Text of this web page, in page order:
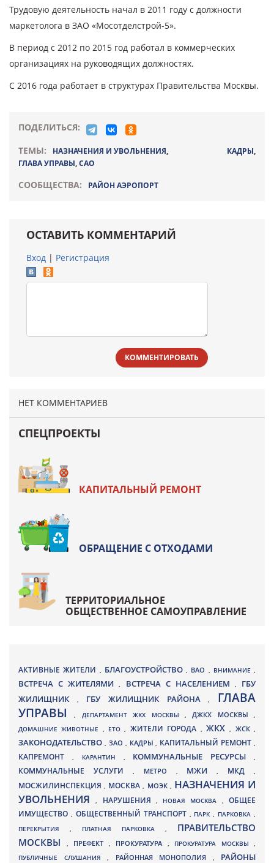
Трудовую деятельность начал в 2011 году с должности
маркетолога в ЗАО «Мосотделстрой-5».
В период с 2012 по 2015 год работал в коммерческих
организациях на руководящих должностях.
С 2016 года работает в структурах Правительства Москвы.
ПОДЕЛИТЬСЯ:
ТЕМЫ:
НАЗНАЧЕНИЯ И УВОЛЬНЕНИЯ, КАДРЫ,
ГЛАВА УПРАВЫ,САО
СООБЩЕСТВА: РАЙОН АЭРОПОРТ
ОСТАВИТЬ КОММЕНТАРИЙ
Вход | Регистрация
КОММЕНТИРОВАТЬ
НЕТ КОММЕНТАРИЕВ
СПЕЦПРОЕКТЫ
КАПИТАЛЬНЫЙ РЕМОНТ
ОБРАЩЕНИЕ С ОТХОДАМИ
ТЕРРИТОРИАЛЬНОЕ
ОБЩЕСТВЕННОЕ САМОУПРАВЛЕНИЕ
АКТИВНЫЕ ЖИТЕЛИ , БЛАГОУСТРОЙСТВО , ВАО , ВНИМАНИЕ ,
ВСТРЕЧА С ЖИТЕЛЯМИ, ВСТРЕЧА С НАСЕЛЕНИЕМ , ГБУ
ЖИЛИЩНИК
, ГБУ ЖИЛИЩНИК РАЙОНА, ГЛАВА
УПРАВЫ, ДЕПАРТАМЕНТ ЖКХ МОСКВЫ ,ДЖКХ МОСКВЫ ,
ДОМАШНИЕ ЖИВОТНЫЕ , ЕТО, ЖИТЕЛИ ГОРОДА , ЖКХ, ЖСК,
ЗАКОНОДАТЕЛЬСТВО , ЗАО , КАДРЫ, КАПИТАЛЬНЫЙ РЕМОНТ ,
КАПРЕМОНТ , КАРАНТИН , КОММУНАЛЬНЫЕ РЕСУРСЫ,
КОММУНАЛЬНЫЕ УСЛУГИ , МЕТРО , МЖИ, МКД ,
МОСЖИЛИНСПЕКЦИЯ, МОСКВА , МОЭК , НАЗНАЧЕНИЯ И
УВОЛЬНЕНИЯ, НАРУШЕНИЯ , НОВАЯ МОСКВА ,ОБЩЕЕ
ИМУЩЕСТВО , ОБЩЕСТВЕННЫЙ ТРАНСПОРТ , ПАРК, ПАРКОВКА ,
ПЕРЕКРЫТИЯ , ПЛАТНАЯ ПАРКОВКА , ПРАВИТЕЛЬСТВО
МОСКВЫ
, ПРЕФЕКТ , ПРОКУРАТУРА , ПРОКУРАТУРА МОСКВЫ ,
ПУБЛИЧНЫЕ СЛУШАНИЯ , РАЙОННАЯ МОНОПОЛИЯ , РАЙОНЫ